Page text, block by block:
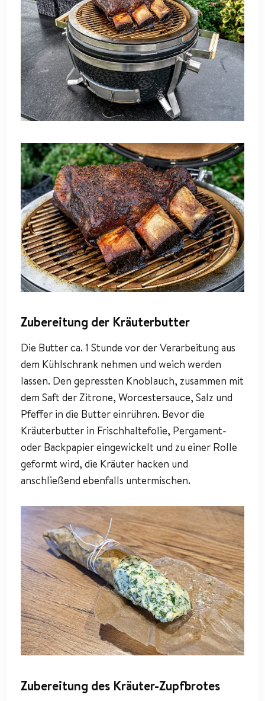
Zubereitung der Kräuterbutter
Die Butter ca. 1 Stunde vor der Verarbeitung aus
dem Kühlschrank nehmen und weich werden
lassen. Den gepressten Knoblauch, zusammen mit
dem Saft der Zitrone, Worcestersauce, Salz und
Pfeffer in die Butter einrühren. Bevor die
Kräuterbutter in Frischhaltefolie, Pergament-
oder Backpapier eingewickelt und zu einer Rolle
geformt wird, die Kräuter hacken und
anschließend ebenfalls untermischen.
Zubereitung des Kräuter-Zupfbrotes